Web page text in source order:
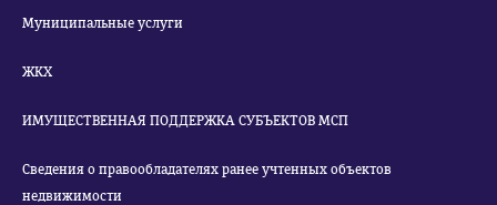
Муниципальные услуги
ЖКХ
ИМУЩЕСТВЕННАЯ ПОДДЕРЖКА СУБЪЕКТОВ МСП
Сведения о правообладателях ранее учтенных объектов
недвижимости